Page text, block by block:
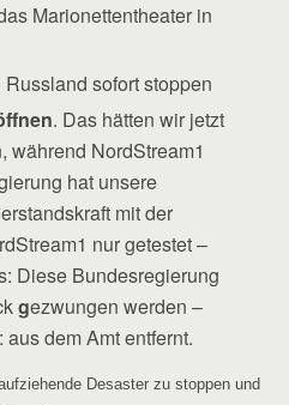
Marionettentheater in
sofort stoppen
. Das hätten wir jetzt
während NordStream1
hat unsere
mit der
nur getestet –
Diese Bundesregierung
gezwungen werden –
dem Amt entfernt.
Desaster zu stoppen und